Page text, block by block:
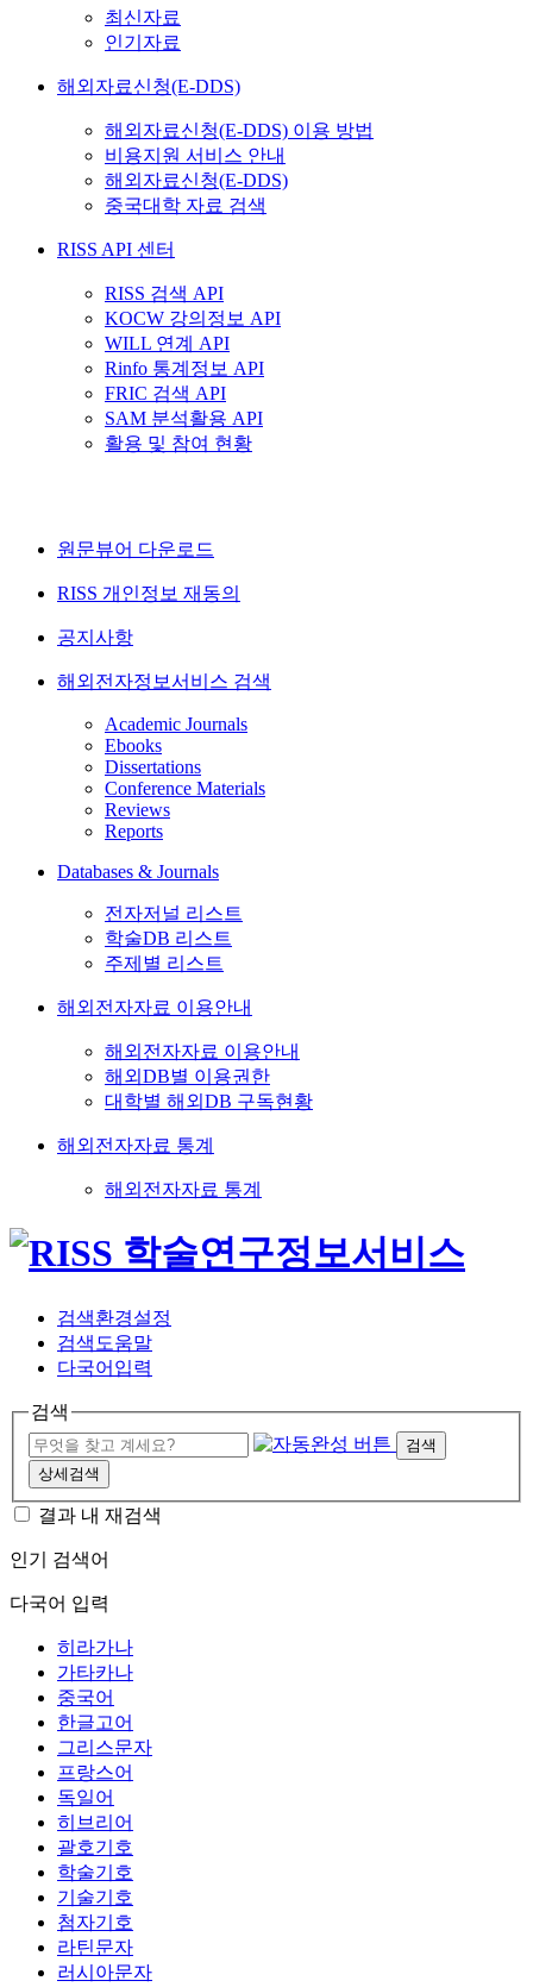
최신자료
인기자료
해외자료신청(E-DDS)
해외자료신청(E-DDS) 이용 방법
비용지원 서비스 안내
해외자료신청(E-DDS)
중국대학 자료 검색
RISS API 센터
RISS 검색 API
KOCW 강의정보 API
WILL 연계 API
Rinfo 통계정보 API
FRIC 검색 API
SAM 분석활용 API
활용 및 참여 현황
원문뷰어 다운로드
RISS 개인정보 재동의
공지사항
해외전자정보서비스 검색
Academic Journals
Ebooks
Dissertations
Conference Materials
Reviews
Reports
Databases & Journals
전자저널 리스트
학술DB 리스트
주제별 리스트
해외전자자료 이용안내
해외전자자료 이용안내
해외DB별 이용권한
대학별 해외DB 구독현황
해외전자자료 통계
해외전자자료 통계
검색환경설정
검색도움말
다국어입력
검색
검색
상세검색
결과 내 재검색
인기 검색어
다국어 입력
히라가나
가타카나
중국어
한글고어
그리스문자
프랑스어
독일어
히브리어
괄호기호
학술기호
기술기호
첨자기호
라틴문자
러시아문자